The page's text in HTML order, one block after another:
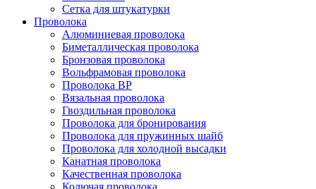
Сетка для штукатурки
Проволока
Алюминиевая проволока
Биметаллическая проволока
Бронзовая проволока
Вольфрамовая проволока
Проволока ВР
Вязальная проволока
Гвоздильная проволока
Проволока для бронирования
Проволока для пружинных шайб
Проволока для холодной высадки
Канатная проволока
Качественная проволока
Колючая проволока